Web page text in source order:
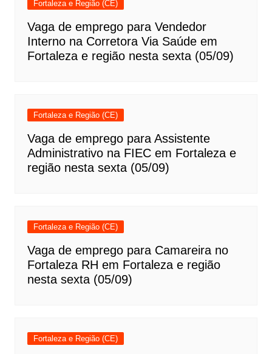
Fortaleza e Região (CE)
Vaga de emprego para Vendedor
Interno na Corretora Via Saúde em
Fortaleza e região nesta sexta (05/09)
Fortaleza e Região (CE)
Vaga de emprego para Assistente
Administrativo na FIEC em Fortaleza e
região nesta sexta (05/09)
Fortaleza e Região (CE)
Vaga de emprego para Camareira no
Fortaleza RH em Fortaleza e região
nesta sexta (05/09)
Fortaleza e Região (CE)